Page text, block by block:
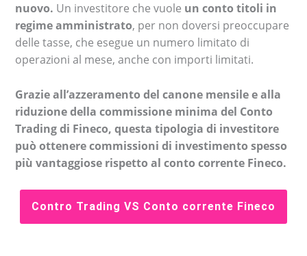
nuovo. Un investitore che vuole un conto titoli in
regime amministrato, per non doversi preoccupare
delle tasse, che esegue un numero limitato di
operazioni al mese, anche con importi limitati.
Grazie all’azzeramento del canone mensile e alla
riduzione della commissione minima del Conto
Trading di Fineco, questa tipologia di investitore
può ottenere commissioni di investimento spesso
più vantaggiose rispetto al conto corrente Fineco.
Contro Trading VS Conto corrente Fineco